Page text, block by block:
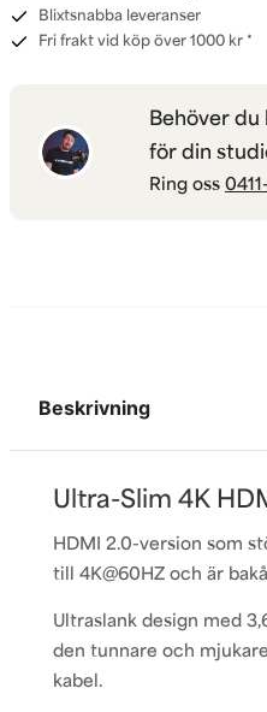
Blixtsnabba leveranser
Fri frakt vid köp över 1000 kr *
Behöver
för din
Ring oss
Beskrivning
Ultra-Slim 4K
HDMI 2.0-version som
till 4K@60HZ och är
Ultraslank design med
den tunnare och
kabel.